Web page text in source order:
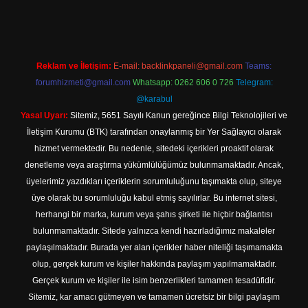
Reklam ve İletişim: E-mail: backlinkpaneli@gmail.com Teams:
forumhizmeti@gmail.com Whatsapp: 0262 606 0 726 Telegram:
@karabul
Yasal Uyarı: Sitemiz, 5651 Sayılı Kanun gereğince Bilgi Teknolojileri ve
İletişim Kurumu (BTK) tarafından onaylanmış bir Yer Sağlayıcı olarak
hizmet vermektedir. Bu nedenle, sitedeki içerikleri proaktif olarak
denetleme veya araştırma yükümlülüğümüz bulunmamaktadır. Ancak,
üyelerimiz yazdıkları içeriklerin sorumluluğunu taşımakta olup, siteye
üye olarak bu sorumluluğu kabul etmiş sayılırlar. Bu internet sitesi,
herhangi bir marka, kurum veya şahıs şirketi ile hiçbir bağlantısı
bulunmamaktadır. Sitede yalnızca kendi hazırladığımız makaleler
paylaşılmaktadır. Burada yer alan içerikler haber niteliği taşımamakta
olup, gerçek kurum ve kişiler hakkında paylaşım yapılmamaktadır.
Gerçek kurum ve kişiler ile isim benzerlikleri tamamen tesadüfidir.
Sitemiz, kar amacı gütmeyen ve tamamen ücretsiz bir bilgi paylaşım